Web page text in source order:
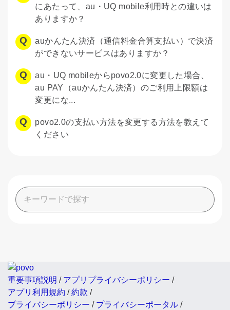
にあたって、au・UQ mobile利用時との違いは
ありますか？
auかんたん決済（通信料金合算支払い）で決済
ができないサービスはありますか？
au・UQ mobileからpovo2.0に変更した場合、
au PAY（auかんたん決済）のご利用上限額は
変更にな...
povo2.0の支払い方法を変更する方法を教えて
ください
重要事項説明 / アプリプライバシーポリシー /
アプリ利用規約 /約款 /
プライバシーポリシー / プライバシーポータル /